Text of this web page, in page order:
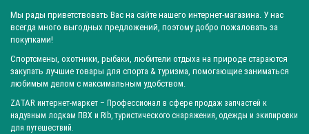
Город: Челябинск
Город: Барнаул
Город: Тюмень
Город: Казань
Ширина рукояти (в ср. части): 30 ± 2 мм
Ширина рукояти (в ср. части): 34 ± 3 мм
Ширина рукояти (в ср. части): 35 ± 2 мм
Длина клинка: 145 ± 2 мм
Мы рады приветствовать Вас на сайте нашего интернет-магазина. У нас
всегда много выгодных предложений, поэтому добро пожаловать за
покупками!
Спортсмены, охотники, рыбаки, любители отдыха на природе стараются
закупать лучшие товары для спорта & туризма, помогающие заниматься
любимым делом с максимальным удобством.
ZATAR интернет-маркет – Профессионал в сфере продаж запчастей к
надувным лодкам ПВХ и Rib, туристического снаряжения, одежды и экипировки
для путешествий.